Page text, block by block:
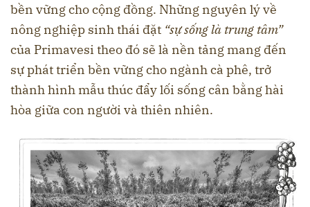
bền vững cho cộng đồng. Những nguyên lý về
nông nghiệp sinh thái đặt “sự sống là trung tâm”
của Primavesi theo đó sẽ là nền tảng mang đến
sự phát triển bền vững cho ngành cà phê, trở
thành hình mẫu thúc đẩy lối sống cân bằng hài
hòa giữa con người và thiên nhiên.